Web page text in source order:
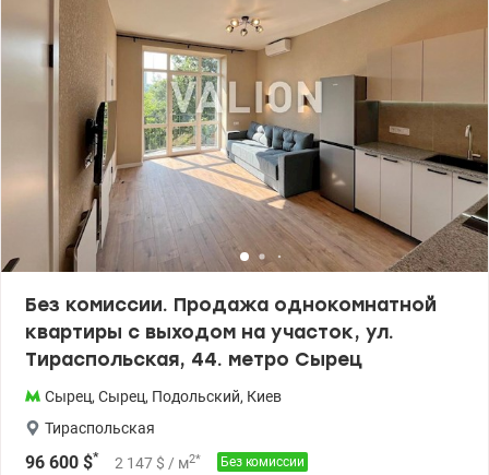
Без комиссии. Продажа однокомнатной
квартиры с выходом на участок, ул.
Тираспольская, 44. метро Сырец
Сырец, Сырец, Подольский, Киев
Тираспольская
96 600 $* 2 147 $ / м2* Без комиссии